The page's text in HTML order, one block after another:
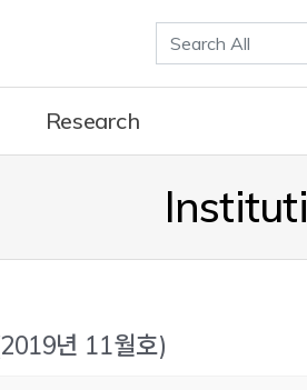
통합검색
Research
년 11월호)